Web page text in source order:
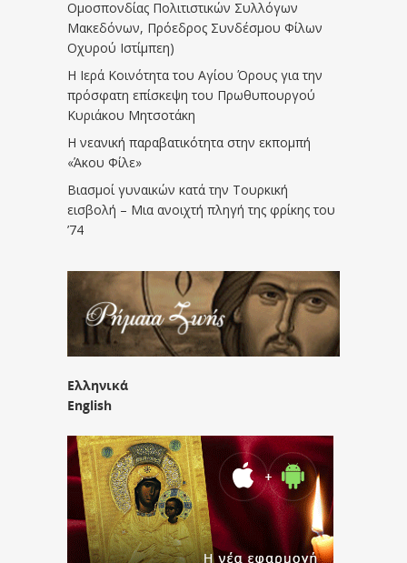
Ομοσπονδίας Πολιτιστικών Συλλόγων
Μακεδόνων, Πρόεδρος Συνδέσμου Φίλων
Οχυρού Ιστίμπεη)
Η Ιερά Κοινότητα του Αγίου Όρους για την
πρόσφατη επίσκεψη του Πρωθυπουργού
Κυριάκου Μητσοτάκη
Η νεανική παραβατικότητα στην εκπομπή
«Άκου Φίλε»
Βιασμοί γυναικών κατά την Τουρκική
εισβολή – Μια ανοιχτή πληγή της φρίκης του
’74
Ελληνικά
English